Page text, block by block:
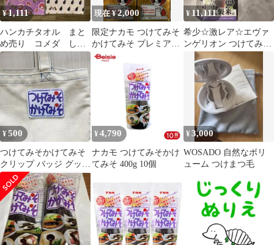
¥1,111
ハンカチタオル まと
め売り コメダ しる
こサンド つけてみそ
かけてまたそ
現在 ¥2,000
限定ナカモ つけてみそ
かけてみそ プレミアム
2026アジア大会 2本セ
¥ 11,111
希少☆激レア☆エヴァ
ンゲリオン つけてみそ
かけてみその箱と オリ
ジナルシール付
¥500
つけてみそかけてみそ
クリップ バッジ グッズ
名古屋
¥ 4,790
ナカモ つけてみそかけ
てみそ 400g 10個
¥3,000
WOSADO 自然なボリ
ューム つけまつ毛